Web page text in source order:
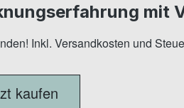
mit
Inkl. Versandkosten und
kaufen